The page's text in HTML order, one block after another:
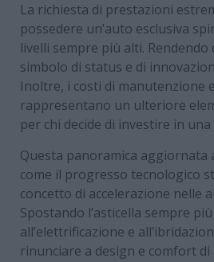
La richiesta di prestazioni
possedere un’auto esclusiva
livelli sempre più alti.
simbolo di status e di
Inoltre, i costi di manutenzione
rappresentano un ulteriore
per chi decide di investire in
Questa panoramica aggiornata
come il progresso tecnologico
concetto di accelerazione nelle
Spostando l’asticella sempre
all’elettrificazione e
rinunciare a design e comfort di